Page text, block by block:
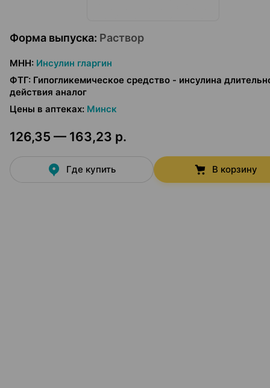
Форма выпуска: Раствор
МНН: Инсулин гларгин
ФТГ: Гипогликемическое средство - инсулина
действия аналог
Цены в аптеках: Минск
126,35 — 163,23 р.
Где купить В корзину